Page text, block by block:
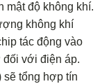
mật độ không khí.
không khí
tác động vào
đối với điện áp.
sẽ tổng hợp tín